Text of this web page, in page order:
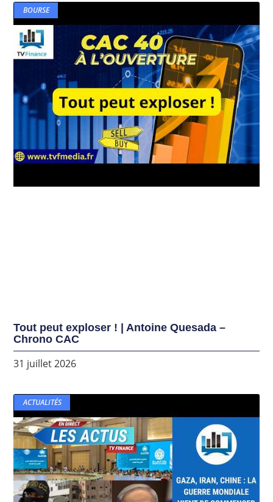
BOURSE
Tout peut exploser ! | Antoine Quesada –
Chrono CAC
31 juillet 2026
ACTUALITÉS